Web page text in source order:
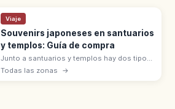
Viaje
Souvenirs japoneses en santuarios
y templos: Guía de compra
Junto a santuarios y templos hay dos tipos
de souvenirs: objetos sagrados (omamori,
Todas las zonas →